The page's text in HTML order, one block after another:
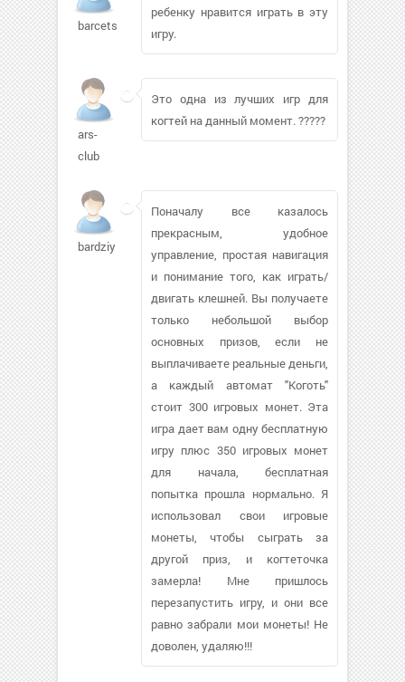
barcets402
ребенку нравится играть в эту
игру.
ars-
club
Это одна из лучших игр для
когтей на данный момент. ?????
bardziy
Поначалу все казалось
прекрасным, удобное
управление, простая навигация
и понимание того, как играть/
двигать клешней. Вы получаете
только небольшой выбор
основных призов, если не
выплачиваете реальные деньги,
а каждый автомат "Коготь"
стоит 300 игровых монет. Эта
игра дает вам одну бесплатную
игру плюс 350 игровых монет
для начала, бесплатная
попытка прошла нормально. Я
использовал свои игровые
монеты, чтобы сыграть за
другой приз, и когтеточка
замерла! Мне пришлось
перезапустить игру, и они все
равно забрали мои монеты! Не
доволен, удаляю!!!